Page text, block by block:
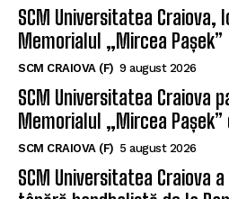
SCM Universitatea Craiova,
Memorialul „Mircea Pașek”
SCM CRAIOVA (F) 9 august 2026
SCM Universitatea Craiova
Memorialul „Mircea Pașek”
SCM CRAIOVA (F) 5 august 2026
SCM Universitatea Craiova